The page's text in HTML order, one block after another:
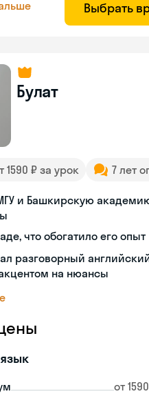
Выбрать
Булат
1590 ₽ за урок 7 лет
и Башкирскую
что обогатило его опыт
разговорный
на нюансы
от